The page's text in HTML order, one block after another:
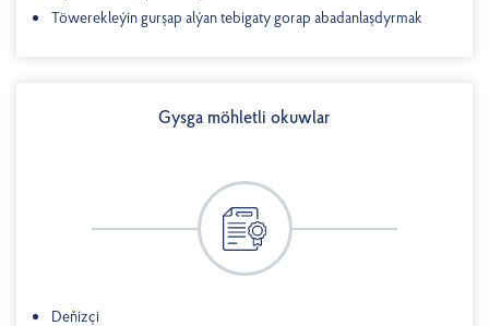
Töwerekleýin gurşap alýan tebigaty gorap abadanlaşdyrmak
Gysga möhletli okuwlar
Deňizçi